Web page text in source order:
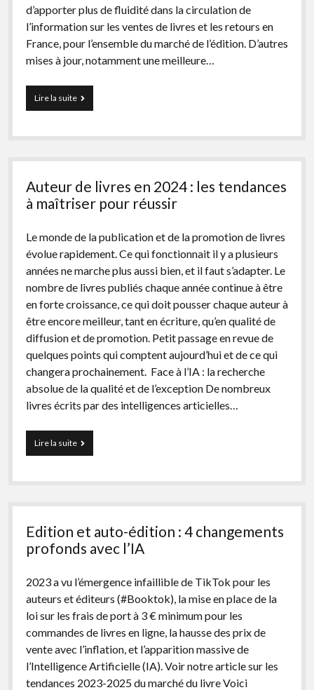
d’apporter plus de fluidité dans la circulation de
l’information sur les ventes de livres et les retours en
France, pour l’ensemble du marché de l’édition. D’autres
mises à jour, notamment une meilleure…
Lire la suiteComment
utiliser
l’outil
suivi
ventes
livres
Auteur de livres en 2024 : les tendances
à maîtriser pour réussir
Le monde de la publication et de la promotion de livres
évolue rapidement. Ce qui fonctionnait il y a plusieurs
années ne marche plus aussi bien, et il faut s’adapter. Le
nombre de livres publiés chaque année continue à être
en forte croissance, ce qui doit pousser chaque auteur à
être encore meilleur, tant en écriture, qu’en qualité de
diffusion et de promotion. Petit passage en revue de
quelques points qui comptent aujourd’hui et de ce qui
changera prochainement. Face à l’IA : la recherche
absolue de la qualité et de l’exception De nombreux
livres écrits par des intelligences articielles…
Lire la suiteAuteur
de
en
:
tendances
à
maîtriser
réussir
Edition et auto-édition : 4 changements
profonds avec l’IA
2023 a vu l’émergence infaillible de TikTok pour les
auteurs et éditeurs (#Booktok), la mise en place de la
loi sur les frais de port à 3 € minimum pour les
commandes de livres en ligne, la hausse des prix de
vente avec l’inflation, et l’apparition massive de
l’Intelligence Artificielle (IA). Voir notre article sur les
tendances 2023-2025 du marché du livre Voici